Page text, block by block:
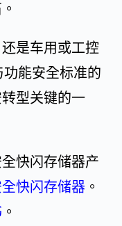
是车用或工控
能安全标准的
型关键的一
快闪存储器产
快闪存储器 。
。